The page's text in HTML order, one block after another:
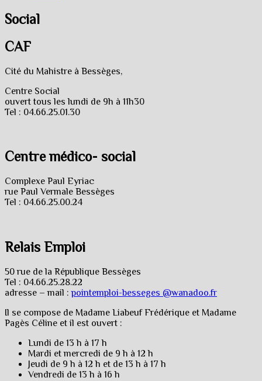
Social
CAF
Cité du Mahistre à Bessèges,
Centre Social
ouvert tous les lundi de 9h à 11h30
Tel : 04.66.25.01.30
Centre médico- social
Complexe Paul Eyriac
rue Paul Vermale Bessèges
Tel : 04.66.25.00.24
Relais Emploi
50 rue de la République Bessèges
Tel : 04.66.25.28.22
adresse – mail :pointemploi-besseges @wanadoo.fr
Il se compose de Madame Liabeuf Frédérique et Madame
Pagès Céline et il est ouvert :
Lundi de 13 h à 17 h
Mardi et mercredi de 9 h à 12 h
Jeudi de 9 h à 12 h et de 13 h à 17 h
Vendredi de 13 h à 16 h